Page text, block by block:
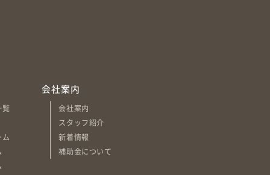
覧
会社案内
会社案内
スタッフ紹介
新着情報
補助金について